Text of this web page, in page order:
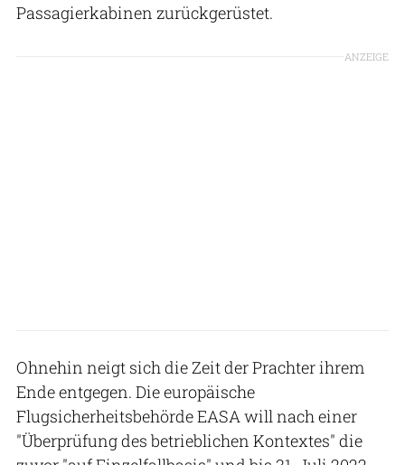
Passagierkabinen zurückgerüstet.
ANZEIGE
Ohnehin neigt sich die Zeit der Prachter ihrem
Ende entgegen. Die europäische
Flugsicherheitsbehörde EASA will nach einer
"Überprüfung des betrieblichen Kontextes" die